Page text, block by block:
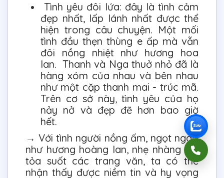
Tình yêu đôi lứa: đây là tình cảm
đẹp nhất, lấp lánh nhất được thể
hiện trong câu chuyện. Một mối
tình đầu thẹn thùng e ấp mà vẫn
đôi nồng nhiệt như hương hoa
lan. Thanh và Nga thuở nhỏ đã là
hàng xóm của nhau và bên nhau
như một cặp thanh mai - trúc mã.
Trên cơ sở này, tình yêu của họ
nảy nở và đẹp đẽ hơn bao giờ
hết.
→ Với tình người nồng ấm, ngọt ngào
như hương hoàng lan, nhẹ nhàng lan
tỏa suốt các trang văn, ta có thể
nhận thấy được niềm tin và hy vọng